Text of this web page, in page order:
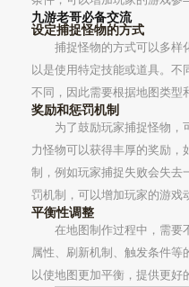
九游老哥必备交流
设定捕捉怪物的方式
捕捉怪物的方式可以多样
以是使用特定技能或道具。
不同，因此需要根据地图类型
奖励和惩罚机制
为了鼓励玩家捕捉怪物，
力怪物可以获得丰厚的奖励
制，例如玩家捕捉失败会失
罚机制，可以增加玩家的游戏
平衡性调整
在地图制作过程中，需要
属性、刷新机制、触发条件
以使地图更加平衡，提供更好